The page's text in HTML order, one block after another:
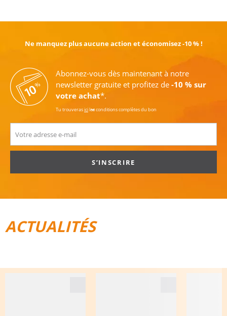
Ne manquez plus aucune action et économisez -10 % !
Abonnez-vous dès maintenant à notre
newsletter gratuite et profitez de -10 % sur
votre achat*.
Tu trouverasiciles conditions complètes du bon
S’INSCRIRE
ACTUALITÉS